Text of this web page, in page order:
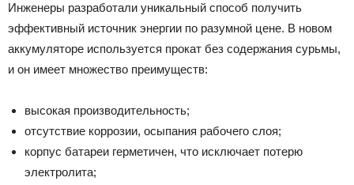
Инженеры разработали уникальный способ получить
эффективный источник энергии по разумной цене. В новом
аккумуляторе используется прокат без содержания сурьмы,
и он имеет множество преимуществ:
высокая производительность;
отсутствие коррозии, осыпания рабочего слоя;
корпус батареи герметичен, что исключает потерю
электролита;